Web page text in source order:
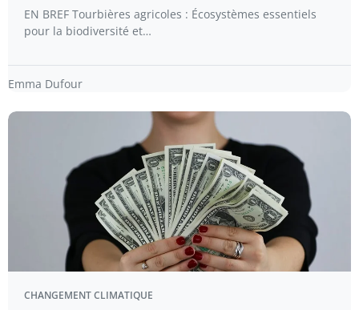
EN BREF Tourbières agricoles : Écosystèmes essentiels
pour la biodiversité et…
Emma Dufour
CHANGEMENT CLIMATIQUE